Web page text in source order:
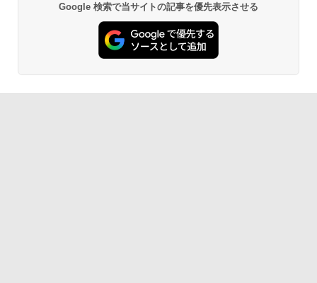
Google 検索で当サイトの記事を優先表示させる